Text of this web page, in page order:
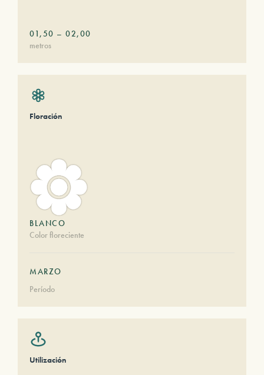
01,50 – 02,00
metros
Floración
BLANCO
Color floreciente
MARZO
Período
Utilización